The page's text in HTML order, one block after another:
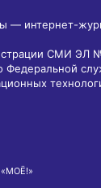
— интернет-
СМИ ЭЛ
Федеральной
«МОЁ!»